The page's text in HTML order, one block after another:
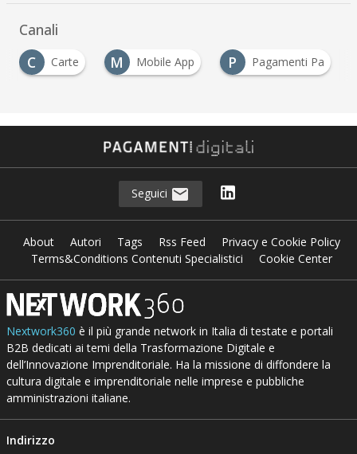
Canali
C
Carte M Mobile App P
Pagamenti Pa
Seguici
About Autori Tags Rss Feed
Privacy e Cookie Policy
Terms&Conditions Contenuti Specialistici
Cookie Center
Nextwork360 è il più grande network in Italia di testate e portali
B2B dedicati ai temi della Trasformazione Digitale e
dell’Innovazione Imprenditoriale. Ha la missione di diffondere la
cultura digitale e imprenditoriale nelle imprese e pubbliche
amministrazioni italiane.
Indirizzo